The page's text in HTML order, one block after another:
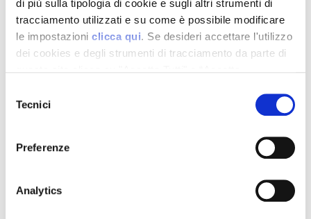
di più sulla tipologia di cookie e sugli altri strumenti di
tracciamento utilizzati e su come è possibile modificare
le impostazioni clicca qui. Se desideri accettare l'utilizzo
dei cookies e degli strumenti di tracciamento da parte di
l’utilizzo dei cookie e mantenere le impostazioni di
delTecnici
Preferenze
Analytics
MyGaxa
Info